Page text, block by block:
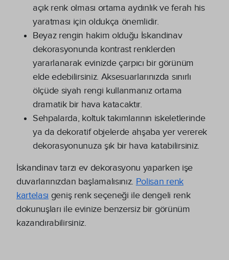
açık renk olması ortama aydınlık ve ferah his
yaratması için oldukça önemlidir.
Beyaz rengin hakim olduğu İskandinav
dekorasyonunda kontrast renklerden
yararlanarak evinizde çarpıcı bir görünüm
elde edebilirsiniz. Aksesuarlarınızda sınırlı
ölçüde siyah rengi kullanmanız ortama
dramatik bir hava katacaktır.
Sehpalarda, koltuk takımlarının iskeletlerinde
ya da dekoratif objelerde ahşaba yer vererek
dekorasyonunuza şık bir hava katabilirsiniz.
İskandinav tarzı ev dekorasyonu yaparken işe
duvarlarınızdan başlamalısınız. Polisan renk
kartelası geniş renk seçeneği ile dengeli renk
dokunuşları ile evinize benzersiz bir görünüm
kazandırabilirsiniz.